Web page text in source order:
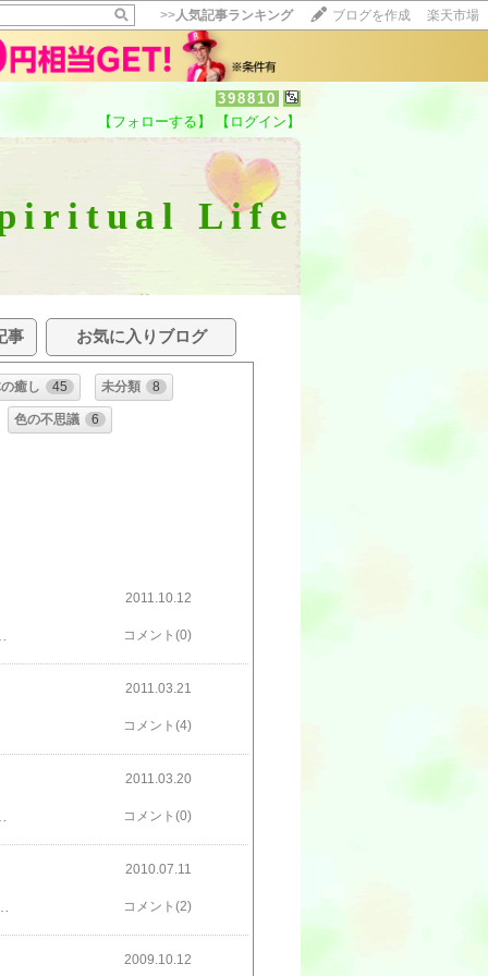
>>人気記事ランキング ブログを作成 楽天市場
398810
【フォローする】 【ログイン】
Life
事 お気に入りブログ
癒し 45 未分類 8
色の不思議 6
2011.10.12
コメント(0)
2011.03.21
コメント(4)
2011.03.20
コメント(0)
2010.07.11
コメント(2)
2009.10.12